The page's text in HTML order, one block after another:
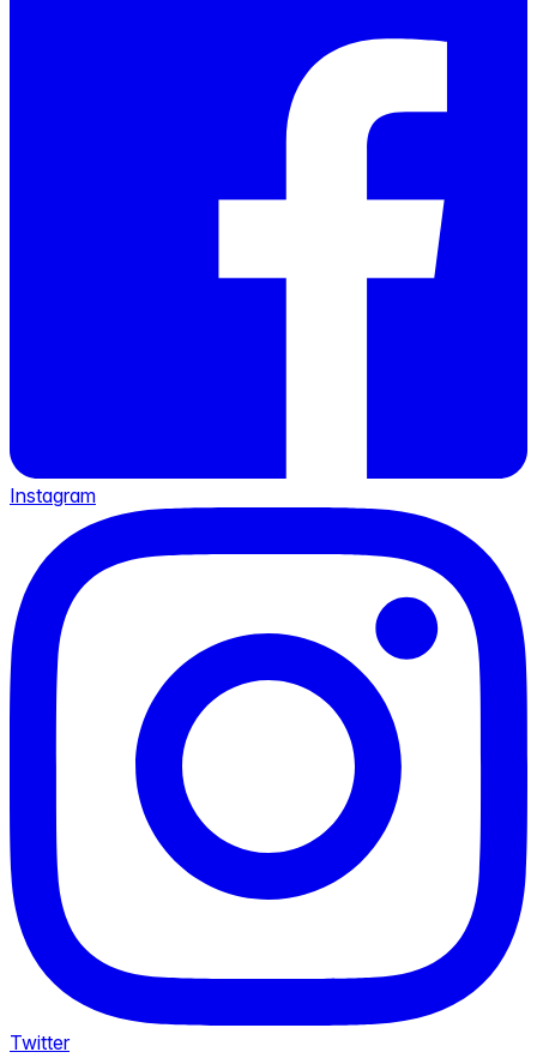
Instagram
Twitter